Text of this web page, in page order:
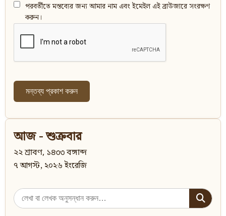
পরবর্তীতে মন্তব্যের জন্য আমার নাম এবং ইমেইল এই ব্রাউজারে সংরক্ষণ
করুন।
আজ - শুক্রবার
২২ শ্রাবণ, ১৪৩৩ বঙ্গাব্দ
৭ আগস্ট, ২০২৬ ইংরেজি
Search
for: